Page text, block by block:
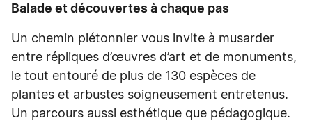
Balade et découvertes à chaque pas
Un chemin piétonnier vous invite à musarder
entre répliques d’œuvres d’art et de monuments,
le tout entouré de plus de 130 espèces de
plantes et arbustes soigneusement entretenus.
Un parcours aussi esthétique que pédagogique.